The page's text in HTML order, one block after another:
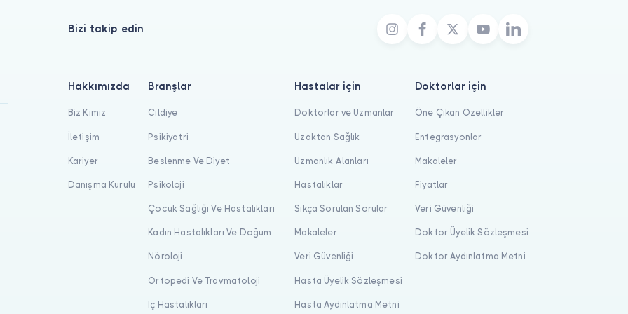
Bizi takip edin
Hakkımızda
Biz Kimiz
İletişim
Kariyer
Danışma Kurulu
Branşlar
Cildiye
Psikiyatri
Beslenme Ve Diyet
Psikoloji
Çocuk Sağlığı Ve Hastalıkları
Kadın Hastalıkları Ve Doğum
Nöroloji
Ortopedi Ve Travmatoloji
İç Hastalıkları
Hastalar için
Doktorlar ve Uzmanlar
Uzaktan Sağlık
Uzmanlık Alanları
Hastalıklar
Sıkça Sorulan Sorular
Makaleler
Veri Güvenliği
Hasta Üyelik Sözleşmesi
Hasta Aydınlatma Metni
Doktorlar için
Öne Çıkan Özellikler
Entegrasyonlar
Makaleler
Fiyatlar
Veri Güvenliği
Doktor Üyelik Sözleşmesi
Doktor Aydınlatma Metni